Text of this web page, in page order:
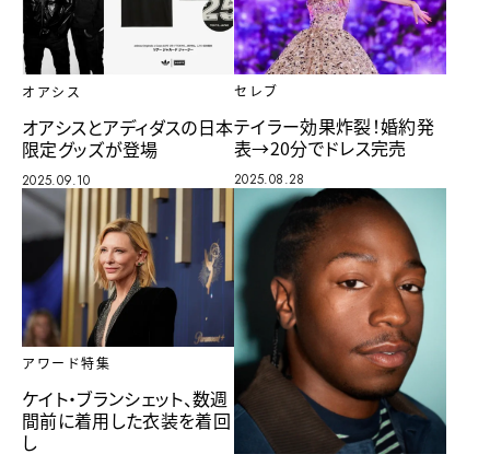
オアシス
オアシスとアディダスの日本
限定グッズが登場
2025.09.10
セレブ
テイラー効果炸裂！婚約発
表→20分でドレス完売
2025.08.28
アワード特集
ケイト・ブランシェット、数週
間前に着用した衣装を着回
し